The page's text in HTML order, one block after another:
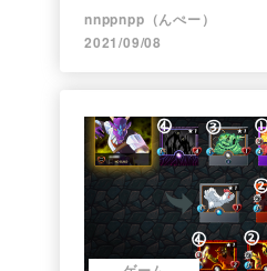
nnppnpp（んぺー）
2021/09/08